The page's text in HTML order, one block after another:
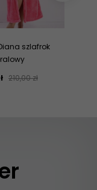
szlafrok
210,00 zł